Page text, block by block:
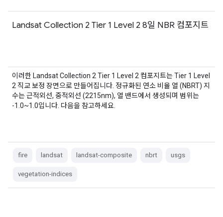
Landsat Collection 2 Tier 1 Level 2 8일 NBR 컴포지트
이러한 Landsat Collection 2 Tier 1 Level 2 컴포지트는 Tier 1 Level
2 직교 보정 장면으로 만들어집니다. 정규화된 연소 비율 열 (NBRT) 지
수는 근적외선, 중적외선 (2215nm), 열 밴드에서 생성되며 범위는
-1.0~1.0입니다. 다음을 참고하세요.
fire landsat landsat-composite nbrt usgs
vegetation-indices